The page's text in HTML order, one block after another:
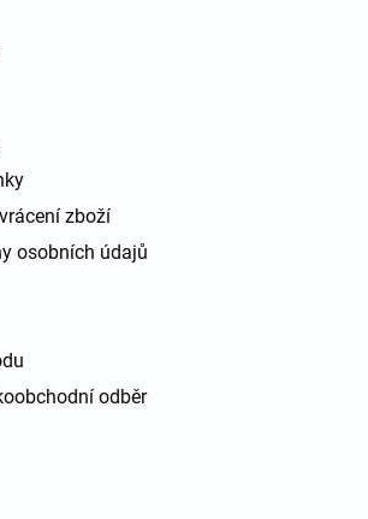
zboží
osobních údajů
odběr